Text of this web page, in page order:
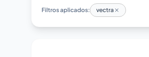
Filtros aplicados: vectra